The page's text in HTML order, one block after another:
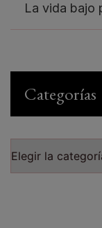
La vida bajo
Categorías